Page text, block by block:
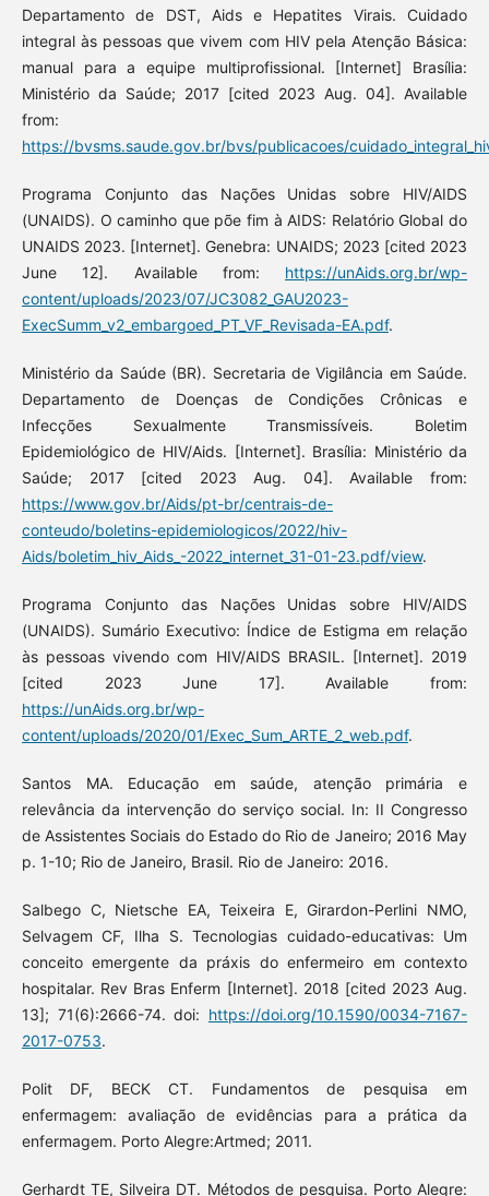
Departamento de DST, Aids e Hepatites Virais. Cuidado
integral às pessoas que vivem com HIV pela Atenção Básica:
manual para a equipe multiprofissional. [Internet] Brasília:
Ministério da Saúde; 2017 [cited 2023 Aug. 04]. Available
from:
https://bvsms.saude.gov.br/bvs/publicacoes/
Programa Conjunto das Nações Unidas sobre HIV/AIDS
(UNAIDS). O caminho que põe fim à AIDS: Relatório Global do
UNAIDS 2023. [Internet]. Genebra: UNAIDS; 2023 [cited 2023
June 12]. Available from: https://unAids.org.br/wp-
content/uploads/2023/07/JC3082_GAU2023-
ExecSumm_v2_embargoed_PT_VF_Revisada-EA.pdf.
Ministério da Saúde (BR). Secretaria de Vigilância em Saúde.
Departamento de Doenças de Condições Crônicas e
Infecções Sexualmente Transmissíveis. Boletim
Epidemiológico de HIV/Aids. [Internet]. Brasília: Ministério da
Saúde; 2017 [cited 2023 Aug. 04]. Available from:
https://www.gov.br/Aids/pt-br/centrais-de-
conteudo/boletins-epidemiologicos/2022/hiv-
Aids/boletim_hiv_Aids_-2022_internet_31-01-23.pdf/view.
Programa Conjunto das Nações Unidas sobre HIV/AIDS
(UNAIDS). Sumário Executivo: Índice de Estigma em relação
às pessoas vivendo com HIV/AIDS BRASIL. [Internet]. 2019
[cited 2023 June 17]. Available from:
https://unAids.org.br/wp-
content/uploads/2020/01/Exec_Sum_ARTE_2_web.pdf.
Santos MA. Educação em saúde, atenção primária e
relevância da intervenção do serviço social. In: II Congresso
de Assistentes Sociais do Estado do Rio de Janeiro; 2016 May
p. 1-10; Rio de Janeiro, Brasil. Rio de Janeiro: 2016.
Salbego C, Nietsche EA, Teixeira E, Girardon-Perlini NMO,
Selvagem CF, Ilha S. Tecnologias cuidado-educativas: Um
conceito emergente da práxis do enfermeiro em contexto
hospitalar. Rev Bras Enferm [Internet]. 2018 [cited 2023 Aug.
13]; 71(6):2666-74. doi: https://doi.org/10.1590/0034-7167-
2017-0753.
Polit DF, BECK CT. Fundamentos de pesquisa em
enfermagem: avaliação de evidências para a prática da
enfermagem. Porto Alegre:Artmed; 2011.
Gerhardt TE, Silveira DT. Métodos de pesquisa. Porto Alegre: